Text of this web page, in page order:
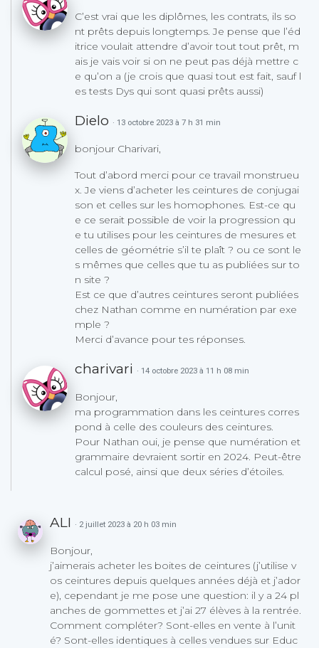
C’est vrai que les diplômes, les contrats, ils so
nt prêts depuis longtemps. Je pense que l’éd
itrice voulait attendre d’avoir tout tout prêt, m
ais je vais voir si on ne peut pas déjà mettre c
e qu’on a (je crois que quasi tout est fait, sauf l
es tests Dys qui sont quasi prêts aussi)
Dielo · 13 octobre 2023 à 7 h 31 min
bonjour Charivari,
Tout d’abord merci pour ce travail monstrueu
x. Je viens d’acheter les ceintures de conjugai
son et celles sur les homophones. Est-ce qu
e ce serait possible de voir la progression qu
e tu utilises pour les ceintures de mesures et
celles de géométrie s’il te plaît ? ou ce sont le
s mêmes que celles que tu as publiées sur to
n site ?
Est ce que d’autres ceintures seront publiées
chez Nathan comme en numération par exe
mple ?
Merci d’avance pour tes réponses.
charivari · 14 octobre 2023 à 11 h 08 min
Bonjour,
ma programmation dans les ceintures corres
pond à celle des couleurs des ceintures.
Pour Nathan oui, je pense que numération et
grammaire devraient sortir en 2024. Peut-être
calcul posé, ainsi que deux séries d’étoiles.
ALI · 2 juillet 2023 à 20 h 03 min
Bonjour,
j’aimerais acheter les boites de ceintures (j’utilise v
os ceintures depuis quelques années déjà et j’ador
e), cependant je me pose une question: il y a 24 pl
anches de gommettes et j’ai 27 élèves à la rentrée.
Comment compléter? Sont-elles en vente à l’unit
é? Sont-elles identiques à celles vendues sur Educ